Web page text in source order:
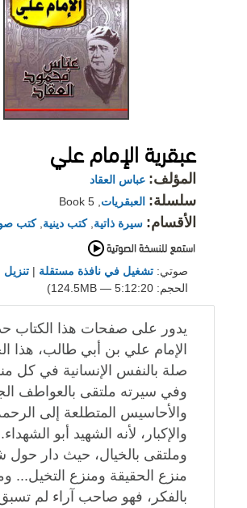
عبقرية الإمام علي
المؤلف: عباس العقاد
سلسلة: العبقريات
الأقسام: سيرة ذاتية ,كتب دينية ,كتب
صوتي: تشغيل في نافذة مستقلة | تنزيل
الحجم: 5:12:20 — 124.5MB)
يدور على صفحات هذا الكتاب
الإمام علي بن أبي طالب، هذا
صلة بالنفس الإنسانية في كل
وفي سيرته ملتقى بالعواطف
والأحاسيس المتطلعة إلى
والإكبار، لأنه الشهيد أبو
وملتقى بالخيال، حيث دار حول
منزع الحقيقة ومنزع التخيل...
بالفكر، فهو صاحب آراء لم